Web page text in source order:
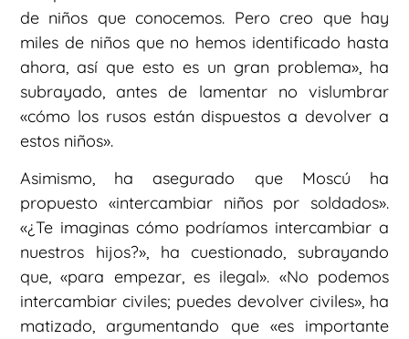
de niños que conocemos. Pero creo que hay
miles de niños que no hemos identificado hasta
ahora, así que esto es un gran problema», ha
subrayado, antes de lamentar no vislumbrar
«cómo los rusos están dispuestos a devolver a
estos niños».
Asimismo, ha asegurado que Moscú ha
propuesto «intercambiar niños por soldados».
«¿Te imaginas cómo podríamos intercambiar a
nuestros hijos?», ha cuestionado, subrayando
que, «para empezar, es ilegal». «No podemos
intercambiar civiles; puedes devolver civiles», ha
matizado, argumentando que «es importante